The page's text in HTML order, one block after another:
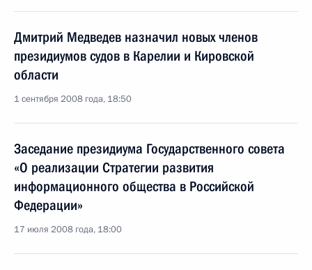
Дмитрий Медведев назначил новых членов
президиумов судов в Карелии и Кировской
области
1 сентября 2008 года, 18:50
Заседание президиума Государственного совета
«О реализации Стратегии развития
информационного общества в Российской
Федерации»
17 июля 2008 года, 18:00